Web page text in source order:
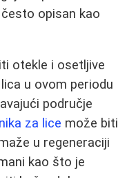
opisan kao
otekle i osetljive
u ovom periodu
područje
za lice može biti
u regeneraciji
kao što je